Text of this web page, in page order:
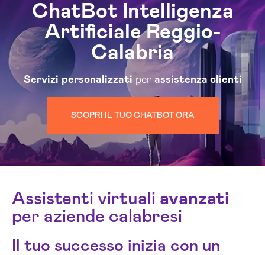
ChatBot Intelligenza
Artificiale Reggio-
Calabria
Servizi personalizzati per assistenza clienti
SCOPRI IL TUO CHATBOT ORA
Assistenti virtuali avanzati
per aziende calabresi
Il tuo successo inizia con un